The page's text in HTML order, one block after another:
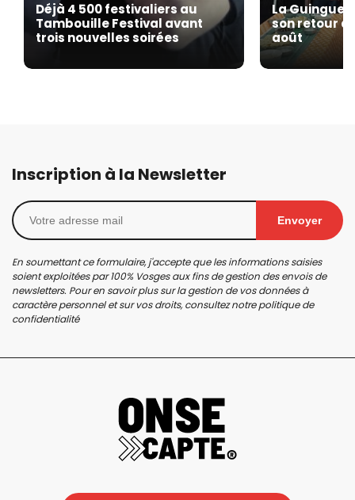
Déjà 4 500 festivaliers au
Tambouille Festival avant
trois nouvelles soirées
La
son retour à
août
Inscription à la Newsletter
Envoyer
En soumettant ce formulaire, j'accepte que les informations saisies
soient exploitées par 100% Vosges aux fins de gestion des envois de
newsletters. Pour en savoir plus sur la gestion de vos données à
caractère personnel et sur vos droits, consultez notrepolitique de
confidentialité